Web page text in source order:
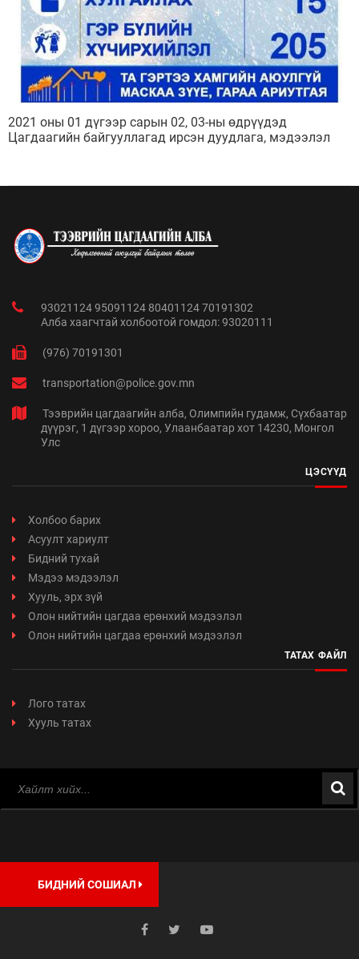
2021 оны 01 дүгээр сарын 02, 03-ны өдрүүдэд
Цагдаагийн байгууллагад ирсэн дуудлага, мэдээлэл
93021124 95091124 80401124 70191302
Алба хаагчтай холбоотой гомдол: 93020111
(976) 70191301
transportation@police.gov.mn
Тээврийн цагдаагийн алба, Олимпийн гудамж, Сүхбаатар
дүүрэг, 1 дүгээр хороо, Улаанбаатар хот 14230, Монгол
Улс
ЦЭСҮҮД
Холбоо барих
Асуулт хариулт
Бидний тухай
Мэдээ мэдээлэл
Хууль, эрх зүй
Олон нийтийн цагдаа ерөнхий мэдээлэл
Олон нийтийн цагдаа ерөнхий мэдээлэл
ТАТАХ ФАЙЛ
Лого татах
Хууль татах
БИДНИЙ СОШИАЛ